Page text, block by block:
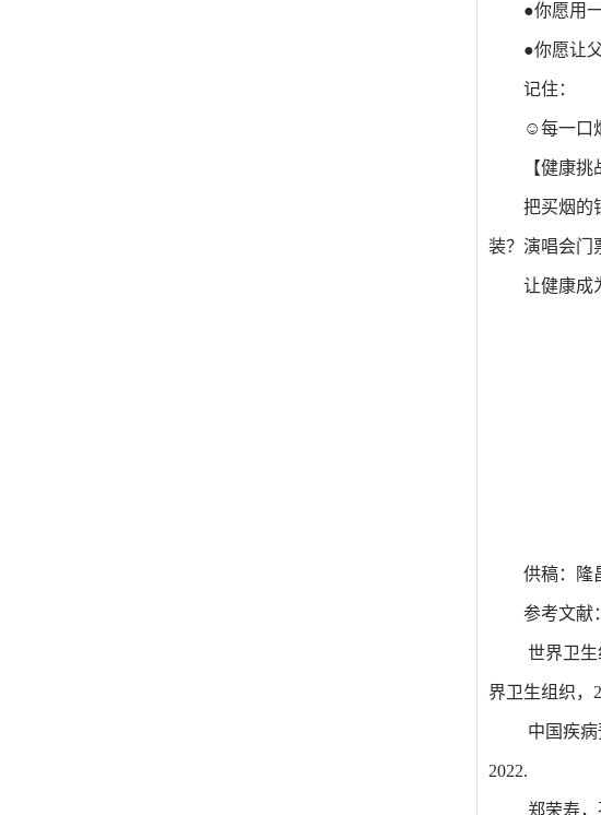
●你愿用
●你愿让
记住：
☺每一口
【健康挑
把买烟的
装？ 演唱会
让健康成
供稿：隆
参考文献：
世界卫
界卫生组织，
中国疾
2022.
郑荣寿，